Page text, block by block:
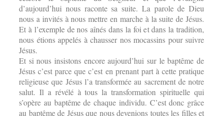
d’aujourd’hui nous raconte sa suite. La parole de Dieu
nous a invités à nous mettre en marche à la suite de Jésus.
Et à l’exemple de nos aînés dans la foi et dans la tradition,
nous étions appelés à chausser nos mocassins pour suivre
Jésus.
Et si nous insistons encore aujourd’hui sur le baptême de
Jésus c’est parce que c’est en prenant part à cette pratique
religieuse que Jésus l’a transformée au sacrement de notre
salut. Il a révélé à tous la transformation spirituelle qui
s’opère au baptême de chaque individu. C’est donc grâce
au baptême de Jésus que nous devenions toutes les filles et